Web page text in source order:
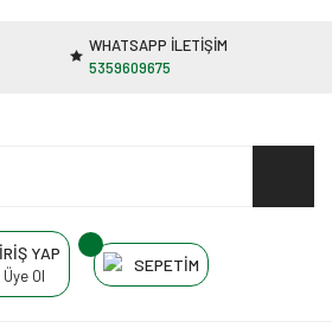
WHATSAPP İLETİŞİM
5359609675
YAP
Üye Ol
SEPETİM